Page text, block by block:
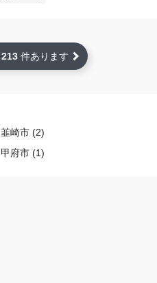
213 件あります
韮崎市 (2)
甲府市 (1)